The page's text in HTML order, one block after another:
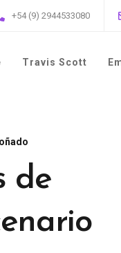
+54 (9) 2944533080
Travis Scott
de